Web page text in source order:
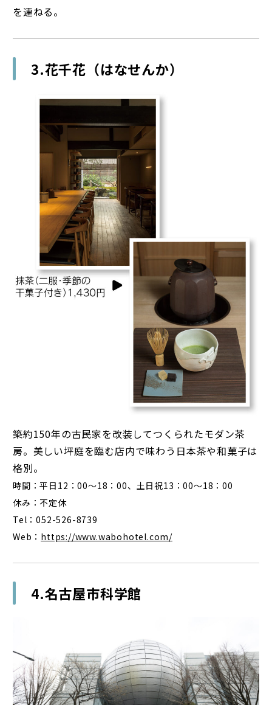
を連ねる。
3.花千花（はなせんか）
築約150年の古民家を改装してつくられたモダン茶
房。美しい坪庭を臨む店内で味わう日本茶や和菓子は
格別。
時間：平日12：00～18：00、土日祝13：00～18：00
休み：不定休
Tel：052-526-8739
Web： https://www.wabohotel.com/
4.名古屋市科学館